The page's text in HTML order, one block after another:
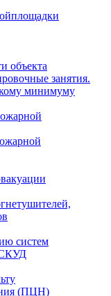
объекта
занятия.
минимуму
систем
(ПЦН)